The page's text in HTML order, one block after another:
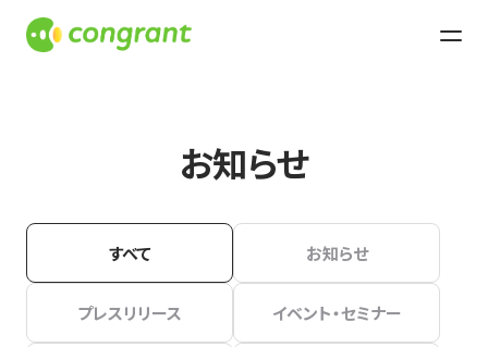
お知らせ
すべて お知らせ
プレスリリース イベント・セミナー